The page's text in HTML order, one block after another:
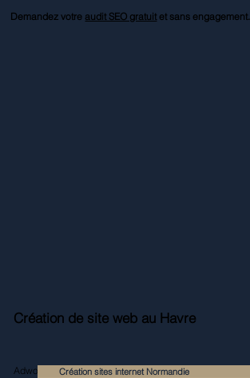
Création de site web au Havre
Adwords : EscaladE est votre partenaire
Demandez votre audit SEO gratuit et sans engagement.
Création sites internet Normandie